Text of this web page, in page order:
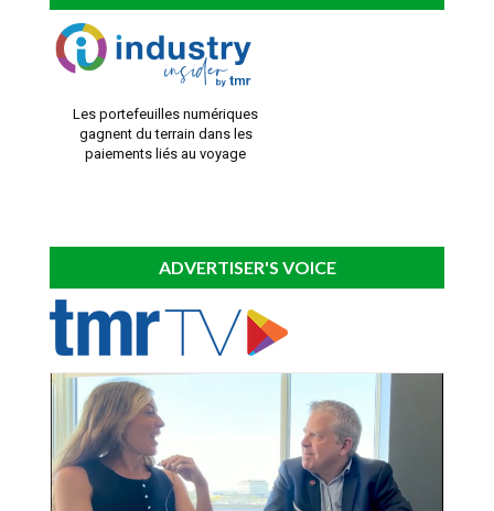
Les portefeuilles numériques
gagnent du terrain dans les
paiements liés au voyage
ADVERTISER'S VOICE